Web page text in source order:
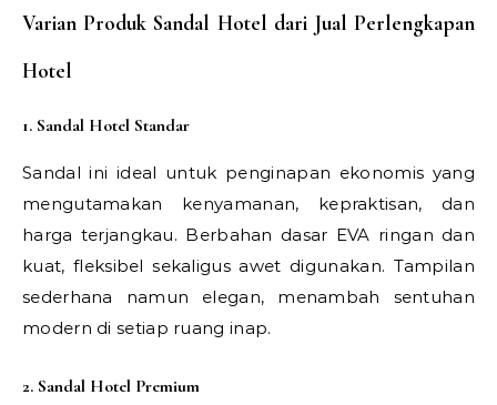
Varian Produk Sandal Hotel dari Jual Perlengkapan
Hotel
1. Sandal Hotel Standar
Sandal ini ideal untuk penginapan ekonomis yang
mengutamakan kenyamanan, kepraktisan, dan
harga terjangkau. Berbahan dasar EVA ringan dan
kuat, fleksibel sekaligus awet digunakan. Tampilan
sederhana namun elegan, menambah sentuhan
modern di setiap ruang inap.
2. Sandal Hotel Premium